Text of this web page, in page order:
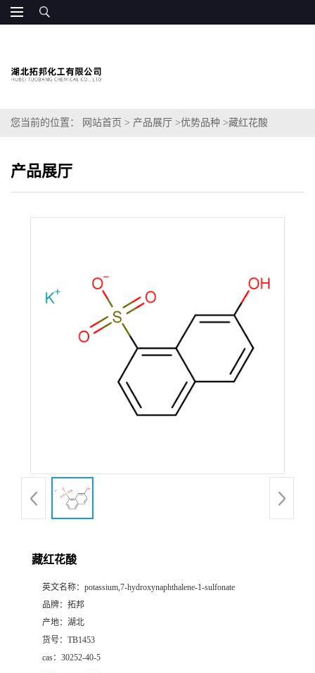
您当前的位置： 网站首页 > 产品展厅 >优势品种 >藏红花酸
产品展厅
藏红花酸
英文名称： potassium,7-hydroxynaphthalene-1-sulfonate
品牌： 拓邦
产地： 湖北
货号： TB1453
cas： 30252-40-5